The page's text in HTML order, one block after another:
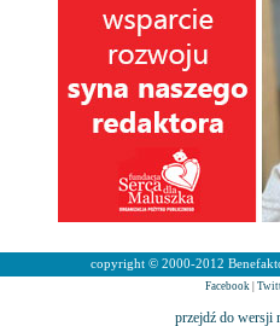
copyright © 2000-2012
Facebook|
przejdź do wersji